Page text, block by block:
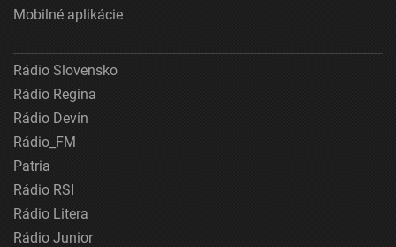
Mobilné aplikácie
Rádio Slovensko
Rádio Regina
Rádio Devín
Rádio_FM
Patria
Rádio RSI
Rádio Litera
Rádio Junior